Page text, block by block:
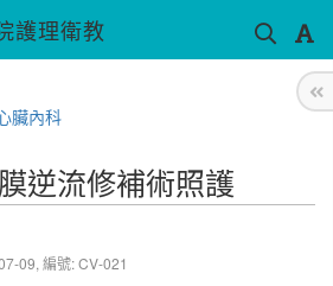
護理衛教
臟內科
逆流修補術照護
09, 編號: CV-021